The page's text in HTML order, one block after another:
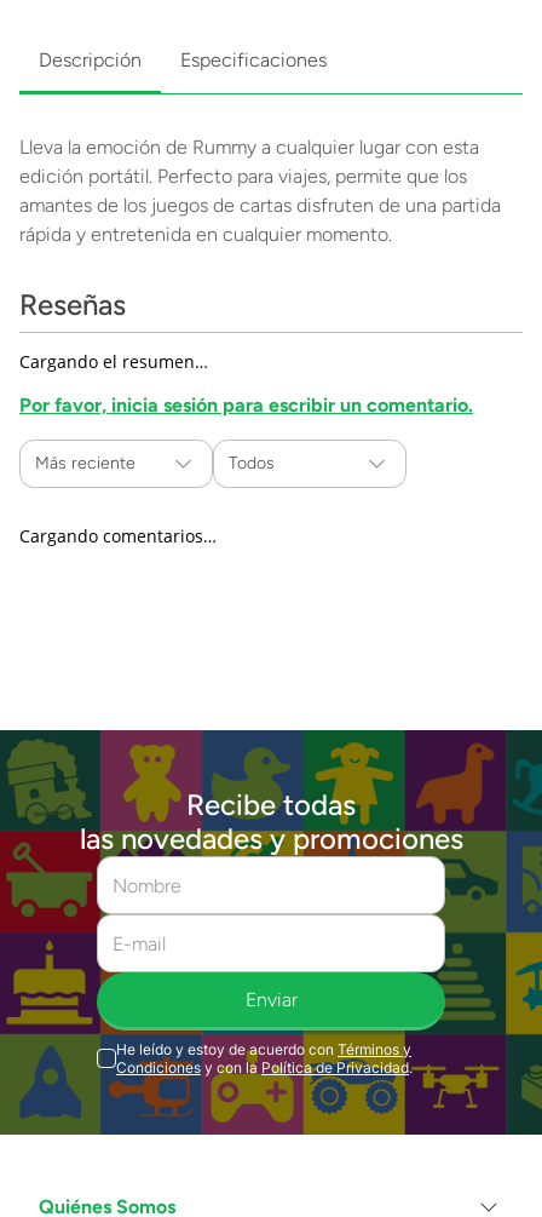
Descripción Especificaciones
Lleva la emoción de Rummy a cualquier lugar con esta
edición portátil. Perfecto para viajes, permite que los
amantes de los juegos de cartas disfruten de una partida
rápida y entretenida en cualquier momento.
Reseñas
Cargando el resumen…
Por favor, inicia sesión para escribir un comentario.
Más reciente Todos
Cargando comentarios…
Recibe todas
las novedades y promociones
Enviar
He leído y estoy de acuerdo con Términos y
Condiciones y con la Política de Privacidad.
Quiénes Somos